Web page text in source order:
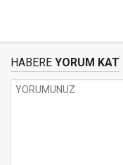
HABERE YORUM KAT